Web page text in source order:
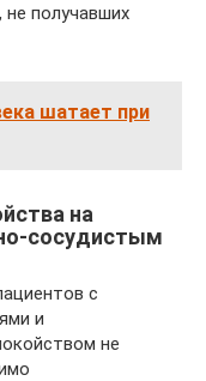
получавших
шатает при
на
сосудистым
с
и
не